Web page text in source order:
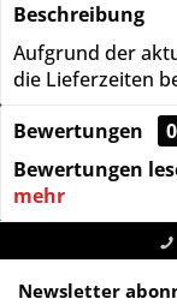
Beschreibung
Aufgrund der
die Lieferzeiten
Bewertungen
0
Bewertungen
mehr
Newsletter